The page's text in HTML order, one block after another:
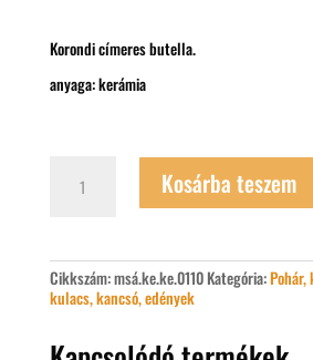
Korondi címeres butella.
anyaga: kerámia
butella
Kosárba teszem
Cikkszám:msá.ke.ke.0110 Kategória:Pohár,
kulacs, kancsó, edények